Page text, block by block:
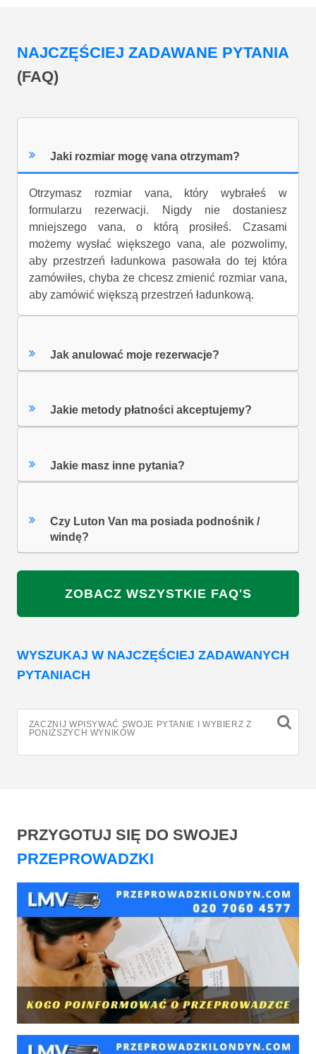
NAJCZĘŚCIEJ ZADAWANE PYTANIA
(FAQ)
Jaki rozmiar mogę vana otrzymam?
Otrzymasz rozmiar vana, który wybrałeś w
formularzu rezerwacji. Nigdy nie dostaniesz
mniejszego vana, o którą prosiłeś. Czasami
możemy wysłać większego vana, ale pozwolimy,
aby przestrzeń ładunkowa pasowała do tej która
zamówiłes, chyba że chcesz zmienić rozmiar vana,
aby zamówić większą przestrzeń ładunkową.
Jak anulować moje rezerwacje?
Jakie metody płatności akceptujemy?
Jakie masz inne pytania?
Czy Luton Van ma posiada podnośnik /
windę?
ZOBACZ WSZYSTKIE FAQ'S
WYSZUKAJ W NAJCZĘŚCIEJ ZADAWANYCH
PYTANIACH
ZACZNIJ WPISYWAĆ SWOJE PYTANIE I WYBIERZ Z
PONIŻSZYCH WYNIKÓW
PRZYGOTUJ SIĘ DO SWOJEJ
PRZEPROWADZKI